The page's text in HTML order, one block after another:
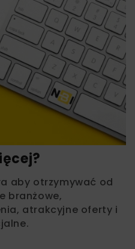
aby otrzymywać od
branżowe,
atrakcyjne oferty i